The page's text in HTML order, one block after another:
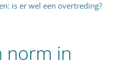
is er wel een overtreding?
norm in